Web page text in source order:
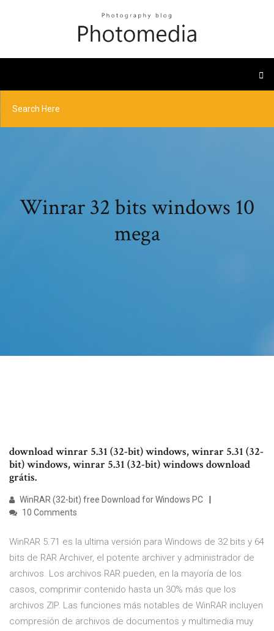
Winrar 32 bits windows 10
mega
download winrar 5.31 (32-bit) windows, winrar 5.31 (32-
bit) windows, winrar 5.31 (32-bit) windows download
grátis.
WinRAR (32-bit) free Download for Windows PC
10 Comments
WinRAR 5.71 es la ultima versión para Windows de 32 bits y 64
bits de RAR Archiver, el potente archiver y administrador de
archivos. Los archivos RAR pueden, en la mayoría de los
casos, comprimir contenido hasta un 30% más que los
archivos ZIP. Las funciones más notables de WinRAR incluyen
compresión de archivos de documentos y multimedia muy